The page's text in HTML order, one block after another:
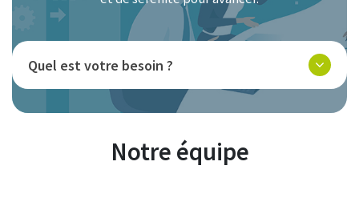
Quel est votre besoin ?
Notre équipe